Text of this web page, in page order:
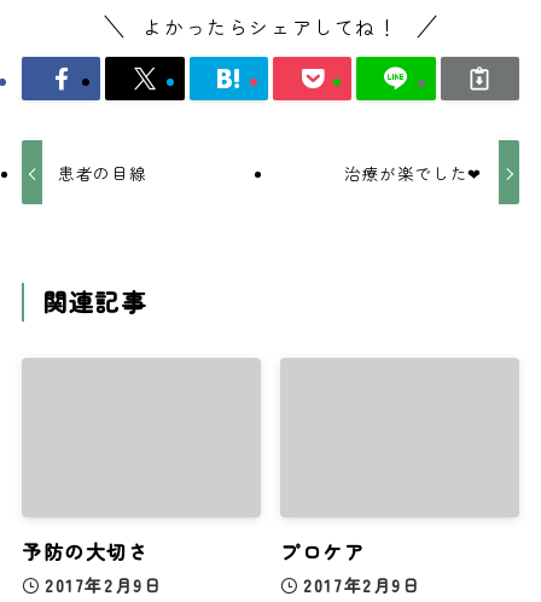
よかったらシェアしてね！
患者の目線 治療が楽でした❤
関連記事
予防の大切さ
2017年2月9日
プロケア
2017年2月9日